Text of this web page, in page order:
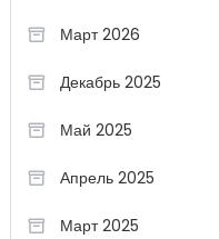
Март 2026
Декабрь 2025
Май 2025
Апрель 2025
Март 2025